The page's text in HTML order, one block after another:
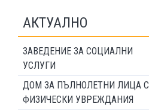
АКТУАЛНО
ЗАВЕДЕНИЕ ЗА СОЦИАЛНИ
УСЛУГИ
ДОМ ЗА ПЪЛНОЛЕТНИ ЛИЦА С
ФИЗИЧЕСКИ УВРЕЖДАНИЯ